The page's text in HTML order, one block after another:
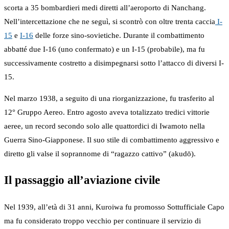
scorta a 35 bombardieri medi diretti all’aeroporto di Nanchang.
Nell’intercettazione che ne seguì, si scontrò con oltre trenta caccia I-
15 e I-16 delle forze sino-sovietiche. Durante il combattimento
abbatté due I-16 (uno confermato) e un I-15 (probabile), ma fu
successivamente costretto a disimpegnarsi sotto l’attacco di diversi I-
15.
Nel marzo 1938, a seguito di una riorganizzazione, fu trasferito al
12° Gruppo Aereo. Entro agosto aveva totalizzato tredici vittorie
aeree, un record secondo solo alle quattordici di Iwamoto nella
Guerra Sino-Giapponese. Il suo stile di combattimento aggressivo e
diretto gli valse il soprannome di “ragazzo cattivo” (akudō).
Il passaggio all’aviazione civile
Nel 1939, all’età di 31 anni, Kuroiwa fu promosso Sottufficiale Capo
ma fu considerato troppo vecchio per continuare il servizio di